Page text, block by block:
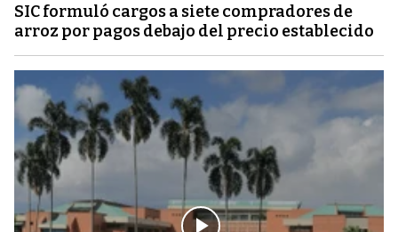
SIC formuló cargos a siete compradores de
arroz por pagos debajo del precio establecido